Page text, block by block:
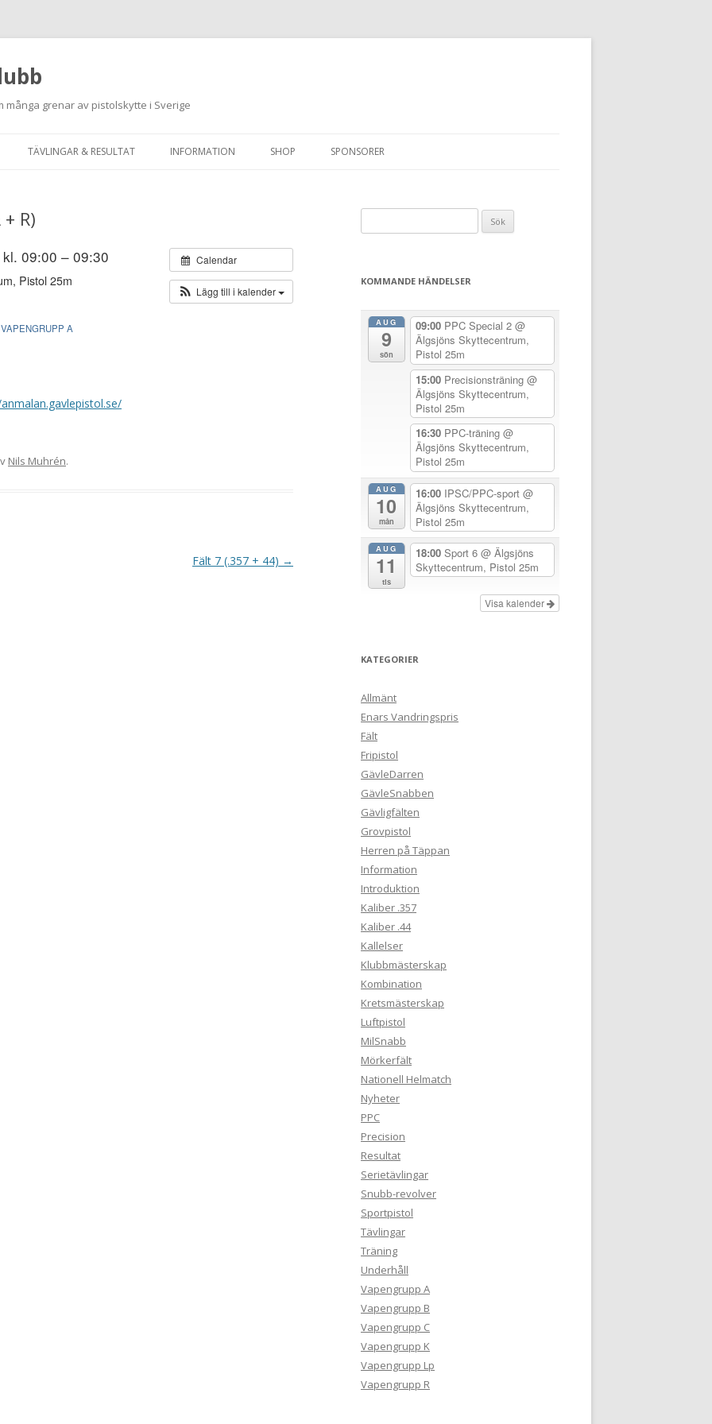
många grenar av pistolskytte i Sverige
till
TÄVLINGAR & RESULTAT INFORMATION
RUTINER FÖR SKJUTLEDARE
FÄLTSKYTTE
SHOP SPONSORER
R)
Calendar
Lägg till i kalender
09:00 – 09:30
Pistol 25m
VAPENGRUPP A
Nils Muhrén.
Fält 7 (.357 + 44) →
efter:
KOMMANDE HÄNDELSER
AUG
9
sön
09:00 PPC Special 2 @
Älgsjöns Skyttecentrum,
Pistol 25m
15:00 Precisionsträning @
Älgsjöns Skyttecentrum,
Pistol 25m
16:30 PPC-träning @
Älgsjöns Skyttecentrum,
Pistol 25m
AUG
10
mån
16:00 IPSC/PPC-sport @
Älgsjöns Skyttecentrum,
Pistol 25m
AUG
11
tis
18:00 Sport 6 @ Älgsjöns
Skyttecentrum, Pistol 25m
Visa kalender
KATEGORIER
Allmänt
Enars Vandringspris
Fält
Fripistol
GävleDarren
GävleSnabben
Gävligfälten
Grovpistol
Herren på Täppan
Information
Introduktion
Kaliber .357
Kaliber .44
Kallelser
Klubbmästerskap
Kombination
Kretsmästerskap
Luftpistol
MilSnabb
Mörkerfält
Nationell Helmatch
Nyheter
PPC
Precision
Resultat
Serietävlingar
Snubb-revolver
Sportpistol
Tävlingar
Träning
Underhåll
Vapengrupp A
Vapengrupp B
Vapengrupp C
Vapengrupp K
Vapengrupp Lp
Vapengrupp R